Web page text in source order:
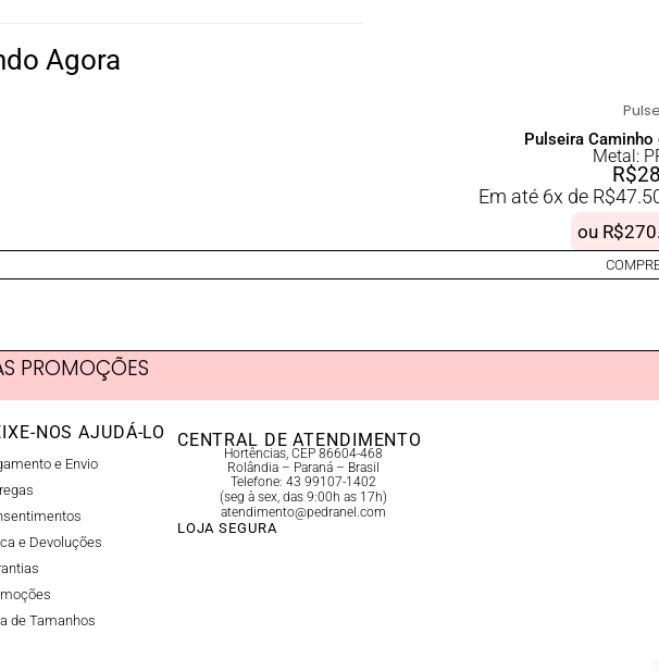
Agora
Pulseira Caminho
Metal:
R$
Em até 6x de R$
ou R$
PROMOÇÕES
NOS AJUDÁ-LO
e Envio
e Devoluções
de Tamanhos
CENTRAL DE ATENDIMENTO
Hortências, CEP 86604-468
Rolândia – Paraná – Brasil
Telefone: 43 99107-1402
(seg à sex, das 9:00h as 17h)
atendimento@pedranel.com
LOJA SEGURA